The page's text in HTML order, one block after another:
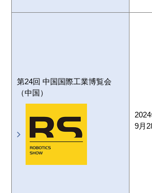
第24回 中国国際工業博覧会
（中国）
9月